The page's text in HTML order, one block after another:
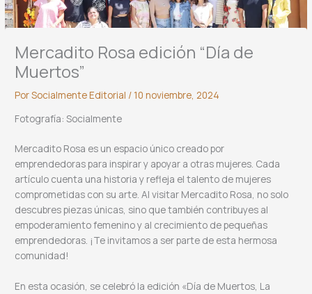
Mercadito Rosa edición “Día de
Muertos”
PorSocialmente Editorial / 10 noviembre, 2024
Fotografía: Socialmente
Mercadito Rosa es un espacio único creado por
emprendedoras para inspirar y apoyar a otras mujeres. Cada
artículo cuenta una historia y refleja el talento de mujeres
comprometidas con su arte. Al visitar Mercadito Rosa, no solo
descubres piezas únicas, sino que también contribuyes al
empoderamiento femenino y al crecimiento de pequeñas
emprendedoras. ¡Te invitamos a ser parte de esta hermosa
comunidad!
En esta ocasión, se celebró la edición «Día de Muertos, La